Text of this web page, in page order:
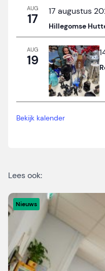
AUG
17 17 augustus
Hillegomse
AUG
19
Bekijk kalender
Lees ook:
Nieuws